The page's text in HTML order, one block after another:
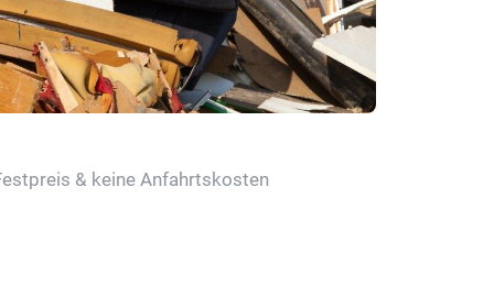
& keine Anfahrtskosten